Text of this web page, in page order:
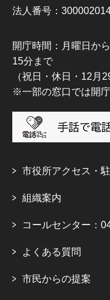
法人番号：
開庁時間：月曜日か
15分まで
（祝日・休日・12月
※一部の窓口では開
市役所アクセス・
組織案内
コールセンター：
よくある質問
市民からの提案